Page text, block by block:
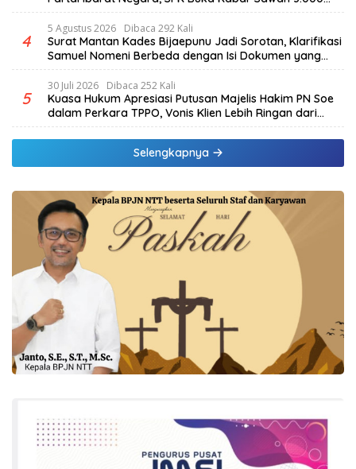
Hektar & Larangan Politik Uang
4
5 Agustus 2026 Dibaca 292 Kali
Surat Mantan Kades Bijaepunu Jadi Sorotan, Klarifikasi
Samuel Nomeni Berbeda dengan Isi Dokumen yang
Beredar
5
30 Juli 2026 Dibaca 252 Kali
Kuasa Hukum Apresiasi Putusan Majelis Hakim PN Soe
dalam Perkara TPPO, Vonis Klien Lebih Ringan dari
Tuntutan JPU
Selengkapnya